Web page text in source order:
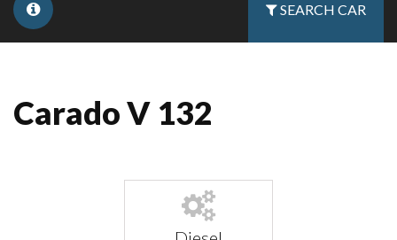
SEARCH CAR
Carado V 132